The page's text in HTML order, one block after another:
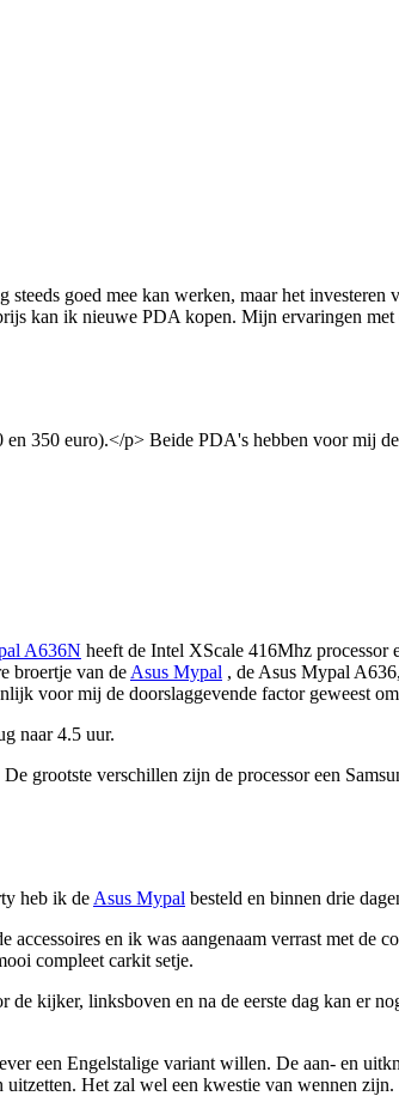
goed mee kan werken, maar het investeren
kan ik nieuwe PDA kopen. Mijn ervaringen
350 euro).</p> Beide PDA's hebben voor mij
A636N heeft de Intel XScale 416Mhz processor
broertje van de Asus Mypal , de Asus Mypal
voor mij de doorslaggevende factor geweest
naar 4.5 uur.
grootste verschillen zijn de processor een
heb ik de Asus Mypal besteld en binnen drie
en ik was aangenaam verrast met de
compleet carkit setje.
kijker, linksboven en na de eerste dag kan er
een Engelstalige variant willen. De aan- en
Het zal wel een kwestie van wennen zijn.